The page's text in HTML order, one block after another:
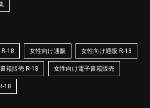
18 女性向け通販 女性向け通販 R-18
籍販売 R-18 女性向け電子書籍販売
18